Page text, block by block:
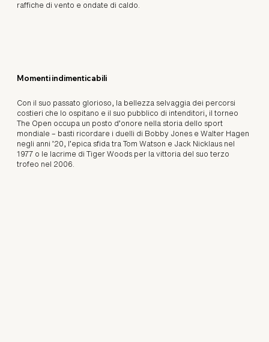
raffiche di vento e ondate di caldo.
Momenti indimenticabili
Con il suo passato glorioso, la bellezza selvaggia dei percorsi
costieri che lo ospitano e il suo pubblico di intenditori, il torneo
The Open occupa un posto d’onore nella storia dello sport
mondiale – basti ricordare i duelli di Bobby Jones e Walter Hagen
negli anni ’20, l’epica sfida tra Tom Watson e Jack Nicklaus nel
1977 o le lacrime di Tiger Woods per la vittoria del suo terzo
trofeo nel 2006.